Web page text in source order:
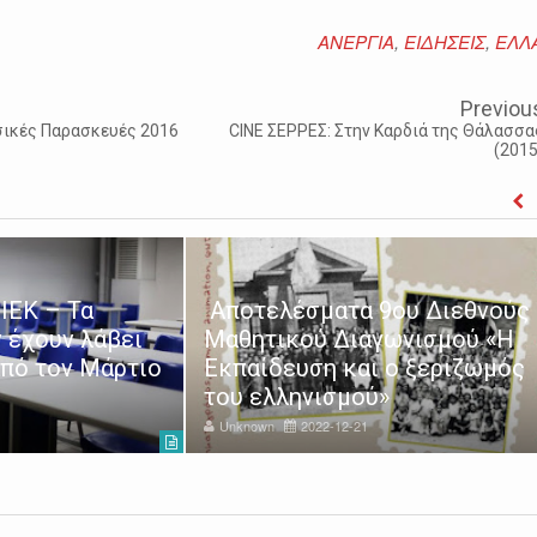
ΑΝΕΡΓΙΑ, ΕΙΔΗΣΕΙΣ,
Παρασκευές 2016
CINE ΣΕΡΡΕΣ: Στην Καρδιά της
– Τα
λάβει
τον Μάρτιο
Αποτελέσματα 9ου Διεθνούς
Μαθητικού Διαγωνισμού «Η
Εκπαίδευση και ο ξεριζωμός
του ελληνισμού»
Unknown 2022-12-21